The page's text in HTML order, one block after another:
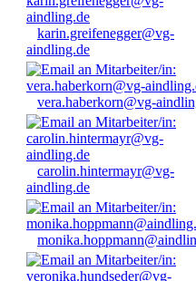
karin.greifenegger@vg-
aindling.de
vera.haberkorn@vg-
carolin.hintermayr@vg-
aindling.de